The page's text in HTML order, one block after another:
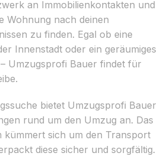
an Immobilienkontakten und
Wohnung nach deinen
zu finden. Egal ob eine
Innenstadt oder ein geräumiges
Umzugsprofi Bauer findet für
bietet Umzugsprofi Bauer
rund um den Umzug an. Das
kümmert sich um den Transport
diese sicher und sorgfältig.